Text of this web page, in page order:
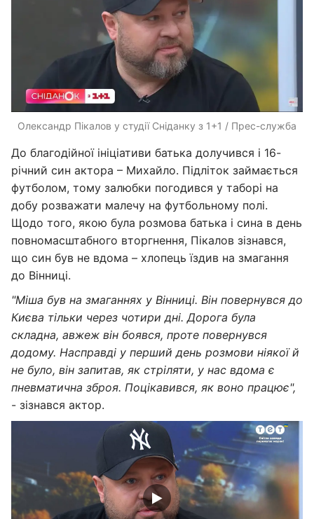
Олександр Пікалов у студії Сніданку з 1+1 / Прес-служба
До благодійної ініціативи батька долучився і 16-
річний син актора – Михайло. Підліток займається
футболом, тому залюбки погодився у таборі на
добу розважати малечу на футбольному полі.
Щодо того, якою була розмова батька і сина в день
повномасштабного вторгнення, Пікалов зізнався,
що син був не вдома – хлопець їздив на змагання
до Вінниці.
"Міша був на змаганнях у Вінниці. Він повернувся до
Києва тільки через чотири дні. Дорога була
складна, авжеж він боявся, проте повернувся
додому. Насправді у перший день розмови ніякої й
не було, він запитав, як стріляти, у нас вдома є
пневматична зброя. Поцікавився, як воно працює",
- зізнався актор.